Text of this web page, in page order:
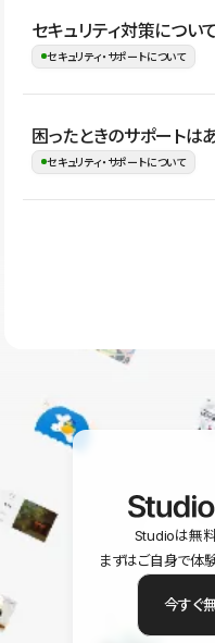
はい。CMSやコンポーネン
ことで、デザインを崩しに
ながらレイアウトに影響を
す。
セキュリティ対策につい
セキュリティ・サポートについて
Studioでは、公開サイトや
の暗号化、データ保護、ア
はSSL/TLSによる通信暗号
困ったときのサポートは
セキュリティ・サポートについて
操作方法や機能については
ユーザー同士で質問・相談
Studioは無料
まずはご自身で体
今すぐ